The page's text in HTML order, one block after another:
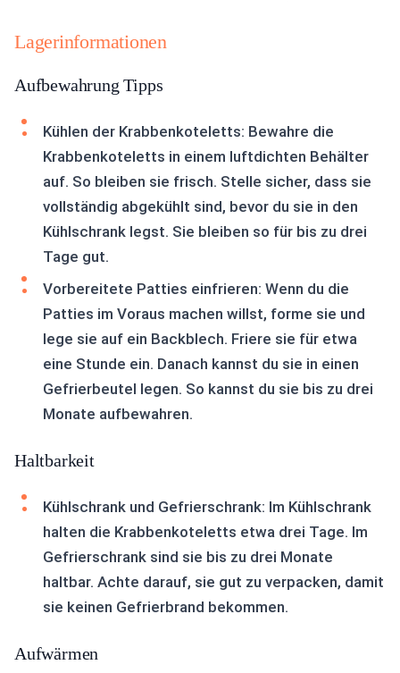
Lagerinformationen
Aufbewahrung Tipps
Kühlen der Krabbenkoteletts: Bewahre die
Krabbenkoteletts in einem luftdichten Behälter
auf. So bleiben sie frisch. Stelle sicher, dass sie
vollständig abgekühlt sind, bevor du sie in den
Kühlschrank legst. Sie bleiben so für bis zu drei
Tage gut.
Vorbereitete Patties einfrieren: Wenn du die
Patties im Voraus machen willst, forme sie und
lege sie auf ein Backblech. Friere sie für etwa
eine Stunde ein. Danach kannst du sie in einen
Gefrierbeutel legen. So kannst du sie bis zu drei
Monate aufbewahren.
Haltbarkeit
Kühlschrank und Gefrierschrank: Im Kühlschrank
halten die Krabbenkoteletts etwa drei Tage. Im
Gefrierschrank sind sie bis zu drei Monate
haltbar. Achte darauf, sie gut zu verpacken, damit
sie keinen Gefrierbrand bekommen.
Aufwärmen